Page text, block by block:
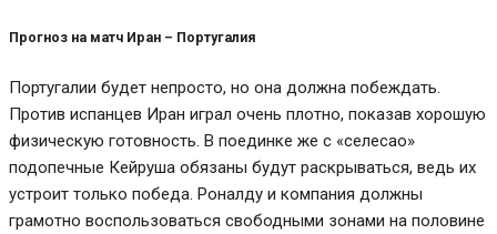
Прогноз на матч Иран – Португалия
Португалии будет непросто, но она должна побеждать.
Против испанцев Иран играл очень плотно, показав хорошую
физическую готовность. В поединке же с «селесао»
подопечные Кейруша обязаны будут раскрываться, ведь их
устроит только победа. Роналду и компания должны
грамотно воспользоваться свободными зонами на половине